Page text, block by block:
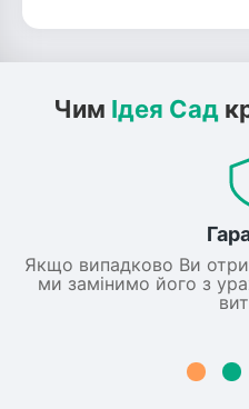
Чим Ідея Сад
Якщо випадково Ви
ми замінимо його з